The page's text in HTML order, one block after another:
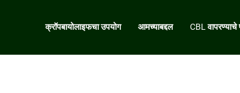
क्रॉपबायोलाइफचा उपयोग आमच्याबद्दल CBL वापरण्याचे